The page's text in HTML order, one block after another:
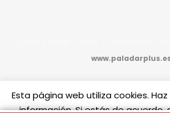
Esta página web utiliza cookies. Haz
información. Si estás de acuerdo,